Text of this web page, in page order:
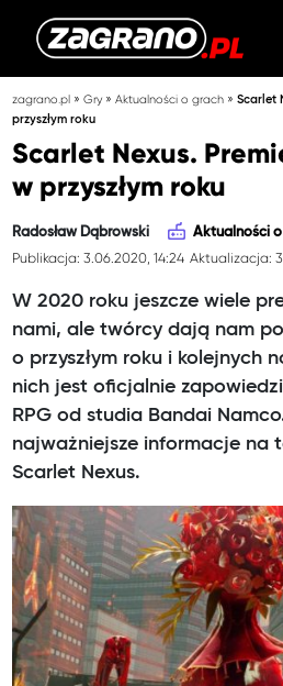
zagrano.pl »Gry»Aktualności o grach »Scarlet
przyszłym roku
Scarlet Nexus.
w przyszłym roku
Radosław Dąbrowski Aktualności
Publikacja: 3.06.2020, 14:24 Aktualizacja:
W 2020 roku jeszcze wiele
nami, ale twórcy dają nam
o przyszłym roku i kolejnych
nich jest oficjalnie
RPG od studia Bandai
najważniejsze informacje na
Scarlet Nexus.